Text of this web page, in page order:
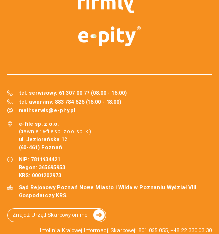
tel. serwisowy: 61 307 00 77 (08:00 - 16:00)
tel. awaryjny: 883 784 626 (16:00 - 18:00)
mail:serwis@e-pity.pl
e-file sp. z o.o.
(dawniej: e-file sp. z o.o. sp. k.)
ul. Jeziorańska 12
(60-461) Poznań
NIP: 7811934421
Regon: 365695953
KRS: 0001202973
Sąd Rejonowy Poznań Nowe Miasto i Wilda w Poznaniu Wydział VIII
Gospodarczy KRS.
Znajdź Urząd Skarbowy online
Infolinia Krajowej Informacji Skarbowej: 801 055 055, +48 22 330 03 30